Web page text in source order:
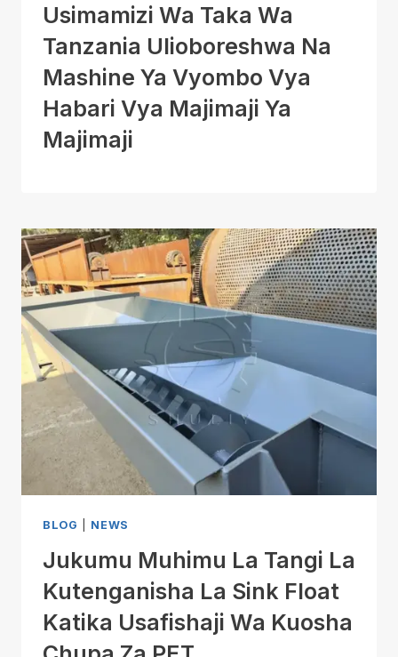
Usimamizi Wa Taka Wa
Tanzania Ulioboreshwa Na
Mashine Ya Vyombo Vya
Habari Vya Majimaji Ya
Majimaji
BLOG NEWS
Jukumu Muhimu La Tangi La
Kutenganisha La Sink Float
Katika Usafishaji Wa Kuosha